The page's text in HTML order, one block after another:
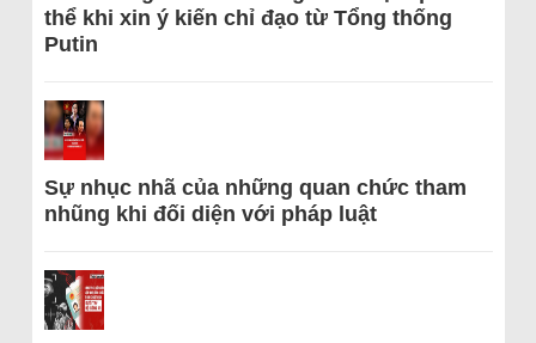
thể khi xin ý kiến chỉ đạo từ Tổng thống
Putin
Sự nhục nhã của những quan chức tham
nhũng khi đối diện với pháp luật